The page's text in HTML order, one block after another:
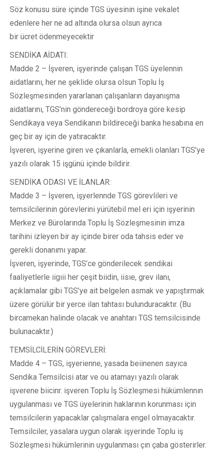
Söz konusu süre içinde TGS üyesinin işine vekalet
edenlere her ne ad altında olursa olsun ayrıca
bir ücret ödenmeyecektir
SENDİKA AİDATI:
Madde 2 – İşveren, işyerinde çalışan TGS üyelennin
aidatlarını, her ne şeklide olursa olsun Toplu İş
Sözleşmesinden yararlanan çalışanların dayanışma
aidatlarını, TGS’nin göndereceği bordroya göre kesip
Sendikaya veya Sendikanın bildireceği banka hesabına en
geç bir ay için de yatıracaktır.
İşveren, işyerine giren ve çıkanlarla, emekli olanları TGS’ye
yazılı olarak 15 işgünü içinde bildirir.
SENDİKA ODASI VE İLANLAR:
Madde 3 – İşveren, işyerlennde TGS görevlileri ve
temsilcilerinin görevlerini yürütebil mel eri için işyerinin
Merkez ve Bürolarında Toplu İş Sözleşmesinin imza
tarihini izleyen bir ay içinde birer oda tahsis eder ve
gerekli donanımı yapar.
İşveren, işyerinde, TGS’ce gönderilecek sendikai
faaliyetlerle iigıii her çeşit biidin, iisıe, grev ilanı,
açıklamalar gibi TGS’ye ait belgelen asmak ve yapıştırmak
üzere görülür bir yerce ilan tahtası bulunduracaktır. (Bu
bircamekan halinde olacak ve anahtarı TGS temsilcisinde
bulunacaktır.)
TEMSİLCİLERİN GÖREVLERİ:
Madde 4 – TGS, işyerienne, yasada beiinenen sayıca
Sendika Temsilcisi atar ve ou atamayı yazılı olarak
işverene biicinr. işveren Toplu İş Sözleşmesi hükümlennın
uygulanması ve TGS üyelerinin haklarının korunması için
temsilcilerin yapacaklar çalışmalara engel olmayacaktır.
Temsilciler, yasalara uygun olarak işyerinde Toplu iş
Sözleşmesi hükümlerinin uygulanması çın çaba gösterirler.